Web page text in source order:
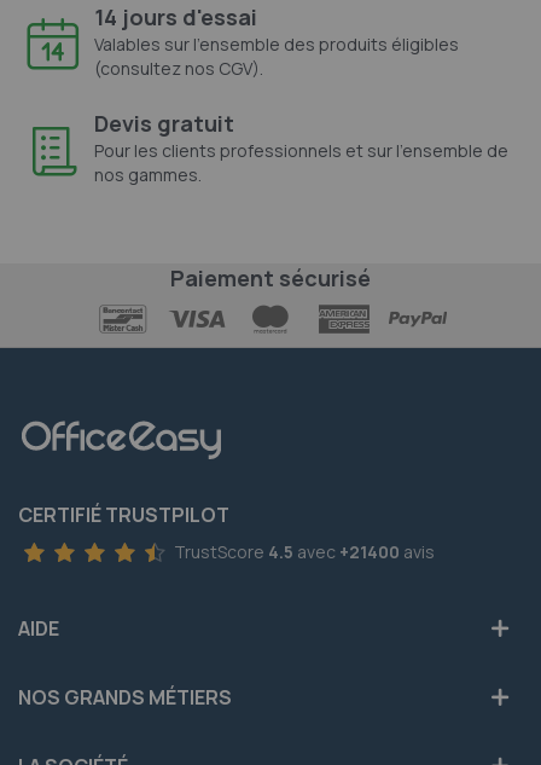
14 jours d'essai
Valables sur l'ensemble des produits éligibles
(consultez nos CGV).
Devis gratuit
Pour les clients professionnels et sur l'ensemble de
nos gammes.
Paiement sécurisé
CERTIFIÉ TRUSTPILOT
TrustScore 4.5 avec +21400 avis
AIDE
NOS GRANDS MÉTIERS